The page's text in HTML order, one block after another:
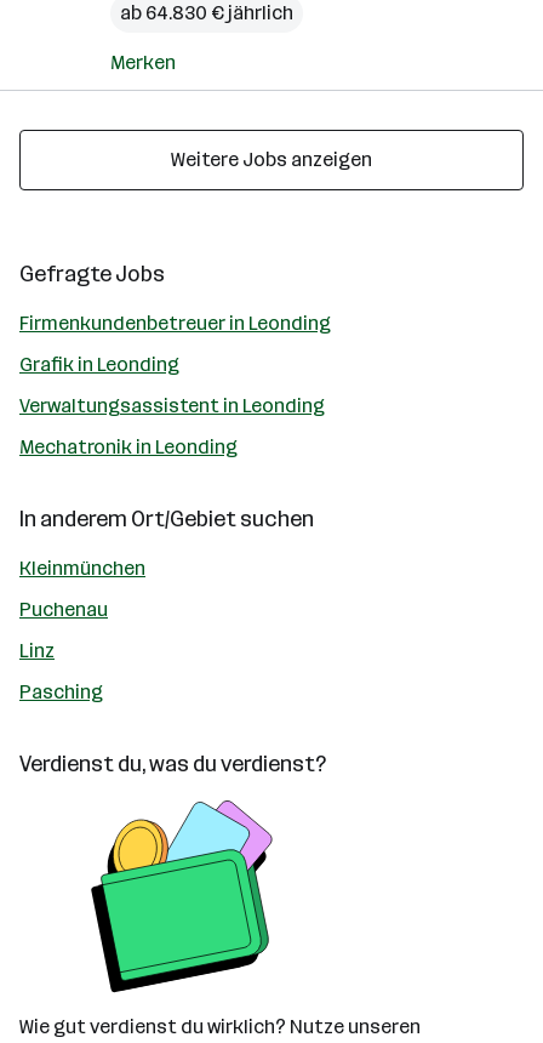
ab 64.830 € jährlich
Merken
Weitere Jobs anzeigen
Gefragte Jobs
Firmenkundenbetreuer in Leonding
Grafik in Leonding
Verwaltungsassistent in Leonding
Mechatronik in Leonding
In anderem Ort/Gebiet suchen
Kleinmünchen
Puchenau
Linz
Pasching
Verdienst du, was du verdienst?
Wie gut verdienst du wirklich? Nutze unseren